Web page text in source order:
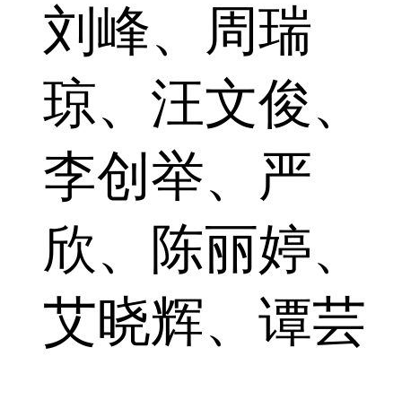
刘峰、周瑞
琼、汪文俊、
李创举、严
欣、陈丽婷、
艾晓辉、谭芸